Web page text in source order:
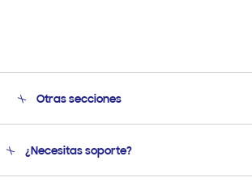
Otras secciones
Soporte
¿Necesitas soporte?